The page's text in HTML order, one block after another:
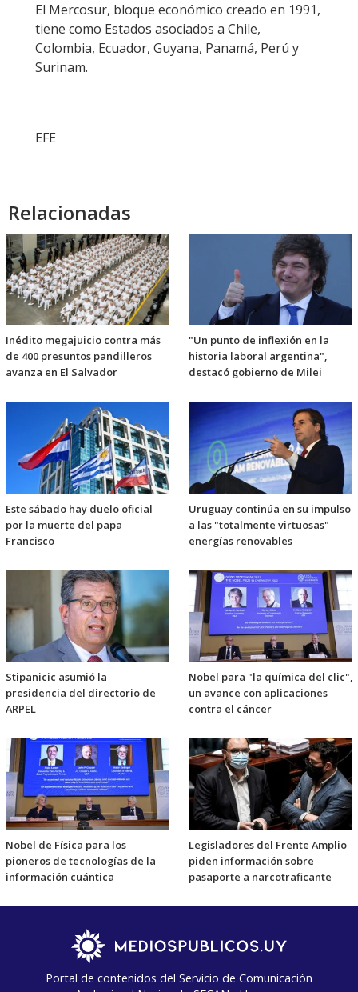
El Mercosur, bloque económico creado en 1991,
tiene como Estados asociados a Chile,
Colombia, Ecuador, Guyana, Panamá, Perú y
Surinam.
EFE
Relacionadas
Inédito megajuicio contra más
de 400 presuntos pandilleros
avanza en El Salvador
"Un punto de inflexión en la
historia laboral argentina",
destacó gobierno de Milei
Este sábado hay duelo oficial
por la muerte del papa
Francisco
Uruguay continúa en su impulso
a las "totalmente virtuosas"
energías renovables
Stipanicic asumió la
presidencia del directorio de
ARPEL
Nobel para "la química del clic",
un avance con aplicaciones
contra el cáncer
Nobel de Física para los
pioneros de tecnologías de la
información cuántica
Legisladores del Frente Amplio
piden información sobre
pasaporte a narcotraficante
Portal de contenidos del Servicio de Comunicación